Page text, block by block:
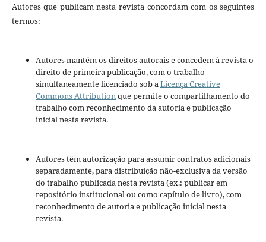
Autores que publicam nesta revista concordam com os seguintes
termos:
Autores mantém os direitos autorais e concedem à revista o
direito de primeira publicação, com o trabalho
simultaneamente licenciado sob aLicença Creative
Commons Attributionque permite o compartilhamento do
trabalho com reconhecimento da autoria e publicação
inicial nesta revista.
Autores têm autorização para assumir contratos adicionais
separadamente, para distribuição não-exclusiva da versão
do trabalho publicada nesta revista (ex.: publicar em
repositório institucional ou como capítulo de livro), com
reconhecimento de autoria e publicação inicial nesta
revista.